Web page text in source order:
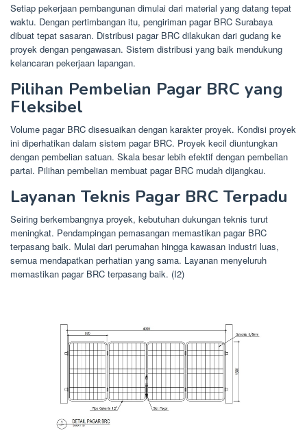
Setiap pekerjaan pembangunan dimulai dari material yang datang tepat
waktu. Dengan pertimbangan itu, pengiriman pagar BRC Surabaya
dibuat tepat sasaran. Distribusi pagar BRC dilakukan dari gudang ke
proyek dengan pengawasan. Sistem distribusi yang baik mendukung
kelancaran pekerjaan lapangan.
Pilihan Pembelian Pagar BRC yang
Fleksibel
Volume pagar BRC disesuaikan dengan karakter proyek. Kondisi proyek
ini diperhatikan dalam sistem pagar BRC. Proyek kecil diuntungkan
dengan pembelian satuan. Skala besar lebih efektif dengan pembelian
partai. Pilihan pembelian membuat pagar BRC mudah dijangkau.
Layanan Teknis Pagar BRC Terpadu
Seiring berkembangnya proyek, kebutuhan dukungan teknis turut
meningkat. Pendampingan pemasangan memastikan pagar BRC
terpasang baik. Mulai dari perumahan hingga kawasan industri luas,
semua mendapatkan perhatian yang sama. Layanan menyeluruh
memastikan pagar BRC terpasang baik. (I2)